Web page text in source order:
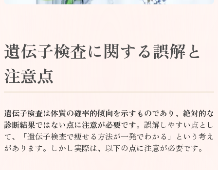
遺伝子検査に関する誤解と
注意点
遺伝子検査は体質の確率的傾向を示すものであり、絶対的な
診断結果ではない点に注意が必要です。 誤解しやすい点とし
て、「遺伝子検査で痩せる方法が一発でわかる」という考え
があります。しかし実際は、以下の点に注意が必要です。